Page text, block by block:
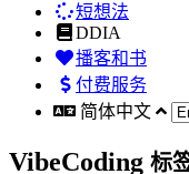
短想法
DDIA
播客和书
付费服务
简体中文
VibeCoding 标